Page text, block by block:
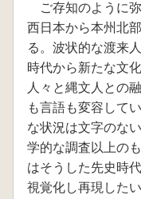
ご存知のように
西日本から本州北
る。波状的な渡来
時代から新たな文
人々と縄文人との
も言語も変容して
な状況は文字のな
学的な調査以上の
はそうした先史時
視覚化し再現した